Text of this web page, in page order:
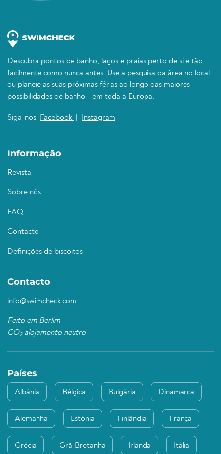
Descubra pontos de banho, lagos e praias perto de si e tão
facilmente como nunca antes. Use a pesquisa da área no local
ou planeie as suas próximas férias ao longo das maiores
possibilidades de banho - em toda a Europa.
Siga-nos: Facebook Instagram
Informação
Revista
Sobre nós
FAQ
Contacto
Definições de biscoitos
Contacto
info@swimcheck.com
Feito em Berlim
CO2alojamento neutro
Países
Albânia Bélgica Bulgária Dinamarca
Alemanha Estónia Finlândia França
Grécia Grã-Bretanha Irlanda Itália